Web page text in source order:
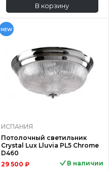
В корзину
NEW
ИСПАНИЯ
Потолочный светильник
Crystal Lux Lluvia PL5 Chrome
D460
29 500 ₽
В наличии